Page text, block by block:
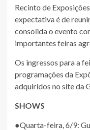
Recinto de
expectativa é de
consolida o evento
importantes feiras
Os ingressos para a
programações da
adquiridos no site da
SHOWS
●Quarta-feira, 6/9: